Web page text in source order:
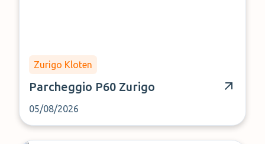
Zurigo Kloten
Parcheggio P60 Zurigo
05/08/2026